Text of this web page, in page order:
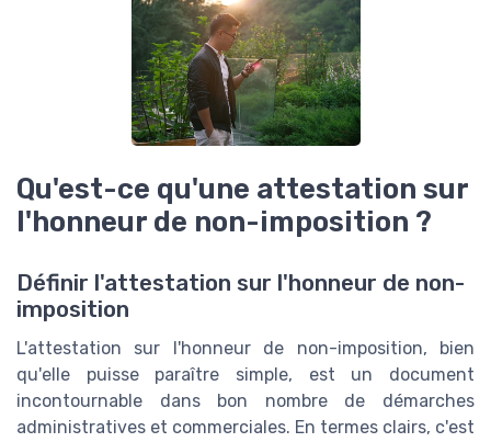
Qu'est-ce qu'une attestation sur
l'honneur de non-imposition ?
Définir l'attestation sur l'honneur de non-
imposition
L'attestation sur l'honneur de non-imposition, bien
qu'elle puisse paraître simple, est un document
incontournable dans bon nombre de démarches
administratives et commerciales. En termes clairs, c'est